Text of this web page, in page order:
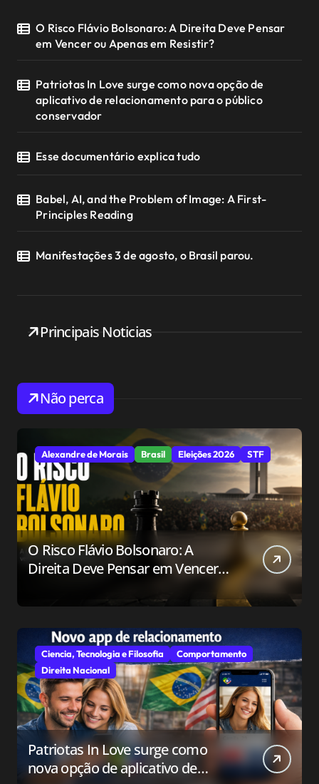
O Risco Flávio Bolsonaro: A Direita Deve Pensar
em Vencer ou Apenas em Resistir?
Patriotas In Love surge como nova opção de
aplicativo de relacionamento para o público
conservador
Esse documentário explica tudo
Babel, AI, and the Problem of Image: A First-
Principles Reading
Manifestações 3 de agosto, o Brasil parou.
Principais Noticias
Não perca
Alexandre de Morais Brasil Eleições 2026 STF
O Risco Flávio Bolsonaro: A
Direita Deve Pensar em Vencer
Ciencia, Tecnologia e Filosofia
Comportamento
Direita Nacional
Patriotas In Love surge como
nova opção de aplicativo de